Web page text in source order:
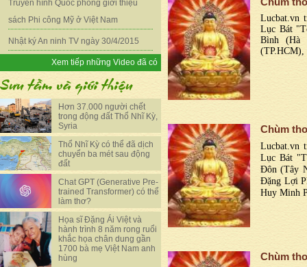
Truyền hình Quốc phòng giới thiệu
sách Phi công Mỹ ở Việt Nam
Nhật ký An ninh TV ngày 30/4/2015
Xem tiếp những Video đã có
Hơn 37.000 người chết
trong động đất Thổ Nhĩ Kỳ,
Syria
Thổ Nhĩ Kỳ có thể đã dịch
chuyển ba mét sau động
đất
Chat GPT (Generative Pre-
trained Transformer) có thể
làm thơ?
Họa sĩ Đặng Ái Việt và
hành trình 8 năm rong ruổi
khắc họa chân dung gần
1700 bà mẹ Việt Nam anh
hùng
Lucbat.vn
Lục Bát
Bình (Hà
Chùm
Lucbat.vn
Lục Bát
Đôn (Tây
Đặng Lợi
Huy Minh
Chùm